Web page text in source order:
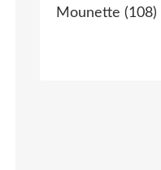
Mounette (108)